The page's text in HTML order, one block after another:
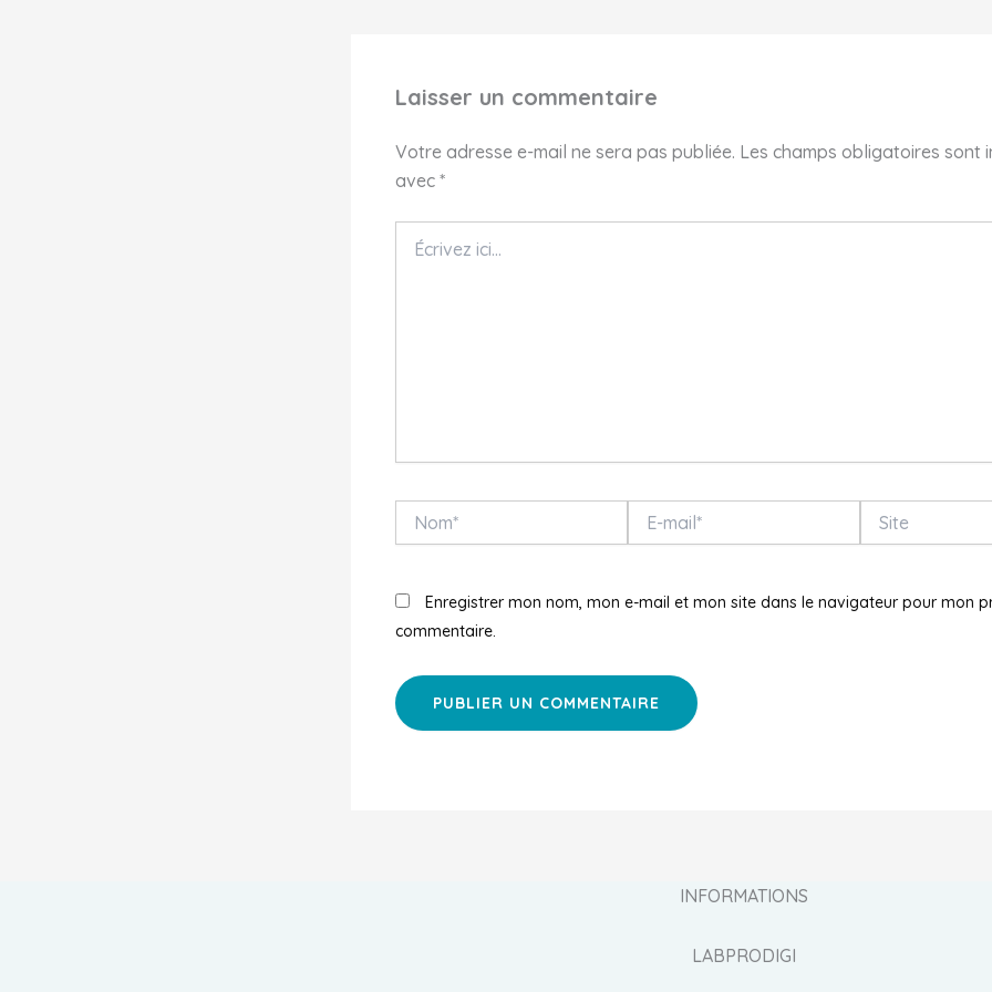
Laisser un commentaire
Votre adresse e-mail ne sera pas publiée. Les champs obligatoires sont
avec *
ici…
mail*
Enregistrer mon nom, mon e-mail et mon site dans le navigateur pour mon
commentaire.
INFORMATIONS
LABPRODIGI